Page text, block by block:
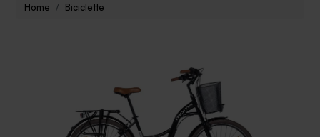
Home Biciclette